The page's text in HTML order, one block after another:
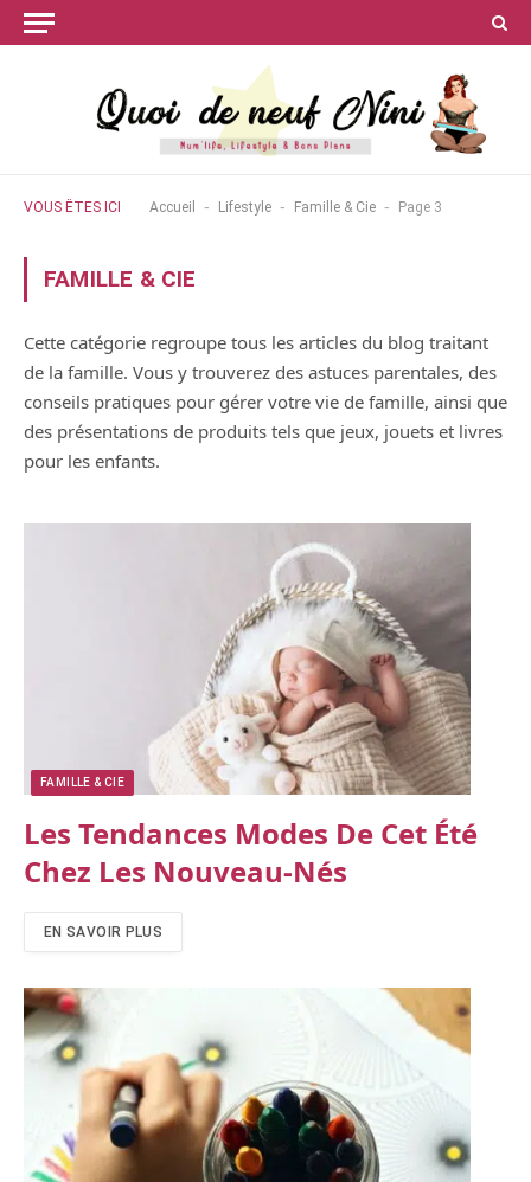
VOUS ÊTES ICI Accueil - Lifestyle - Famille & Cie - Page 3
FAMILLE & CIE
Cette catégorie regroupe tous les articles du blog traitant
de la famille. Vous y trouverez des astuces parentales, des
conseils pratiques pour gérer votre vie de famille, ainsi que
des présentations de produits tels que jeux, jouets et livres
pour les enfants.
FAMILLE & CIE
Les Tendances Modes De Cet Été
Chez Les Nouveau-Nés
EN SAVOIR PLUS